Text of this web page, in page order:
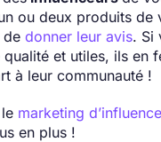
ou deux produits de
de donner leur avis. Si
et utiles, ils en
à leur communauté !
marketing d’influence
en plus !